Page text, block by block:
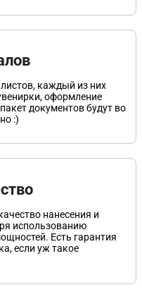
каждый из них
оформление
документов будут во
:)
нанесения и
использованию
Есть гарантия
если уж такое